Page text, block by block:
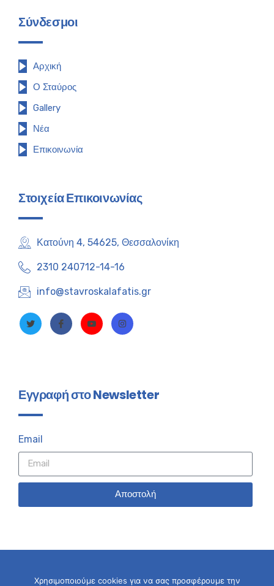
Σύνδεσμοι
Αρχική
Ο Σταύρος
Gallery
Νέα
Επικοινωνία
Στοιχεία Επικοινωνίας
Κατούνη 4, 54625, Θεσσαλονίκη
2310 240712-14-16
info@stavroskalafatis.gr
Εγγραφή στο Newsletter
Email
Αποστολή
Χρησιμοποιούμε cookies για να σας προσφέρουμε την